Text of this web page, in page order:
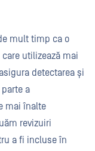
mult timp ca o
utilizează mai
detectarea și
a
mai înalte
revizuiri
a fi incluse în